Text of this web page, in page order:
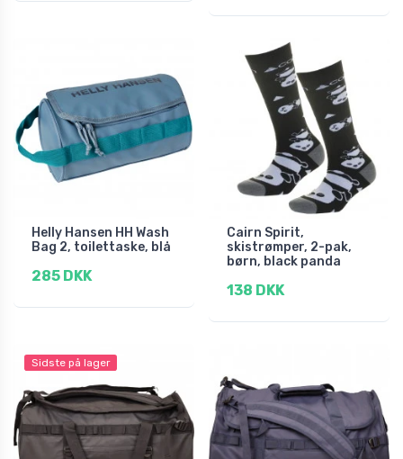
Helly Hansen HH Wash
Bag 2, toilettaske, blå
285 DKK
Cairn Spirit,
skistrømper, 2-pak,
børn, black panda
138 DKK
Sidste på lager